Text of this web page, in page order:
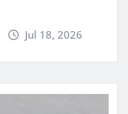
Jul 18, 2026